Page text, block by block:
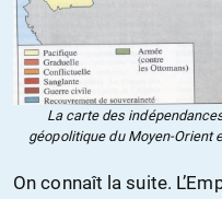
La carte des
géopolitique du Moyen-Orient
On connaît la suite.